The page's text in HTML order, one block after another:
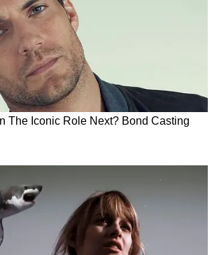
को 30 जून
CM ने
स्वतंत्रता दिवस से पहले चंडीगढ़ में
से मिलीं CJP Protest में
Muskaan, Delhi Police से